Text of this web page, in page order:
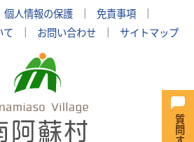
個人情報の保護 免責事項
て
お問い合わせ サイトマップ